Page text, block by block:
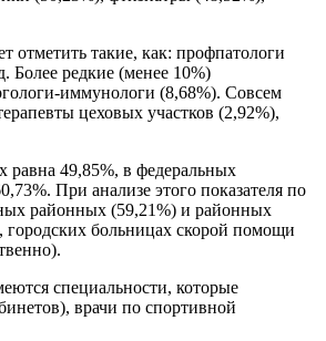
отметить такие, как: профпатологи
Более редкие (менее 10%)
иммунологи (8,68%). Совсем
цеховых участков (2,92%),
равна 49,85%, в федеральных
При анализе этого показателя по
районных (59,21%) и районных
городских больницах скорой помощи
специальности, которые
врачи по спортивной